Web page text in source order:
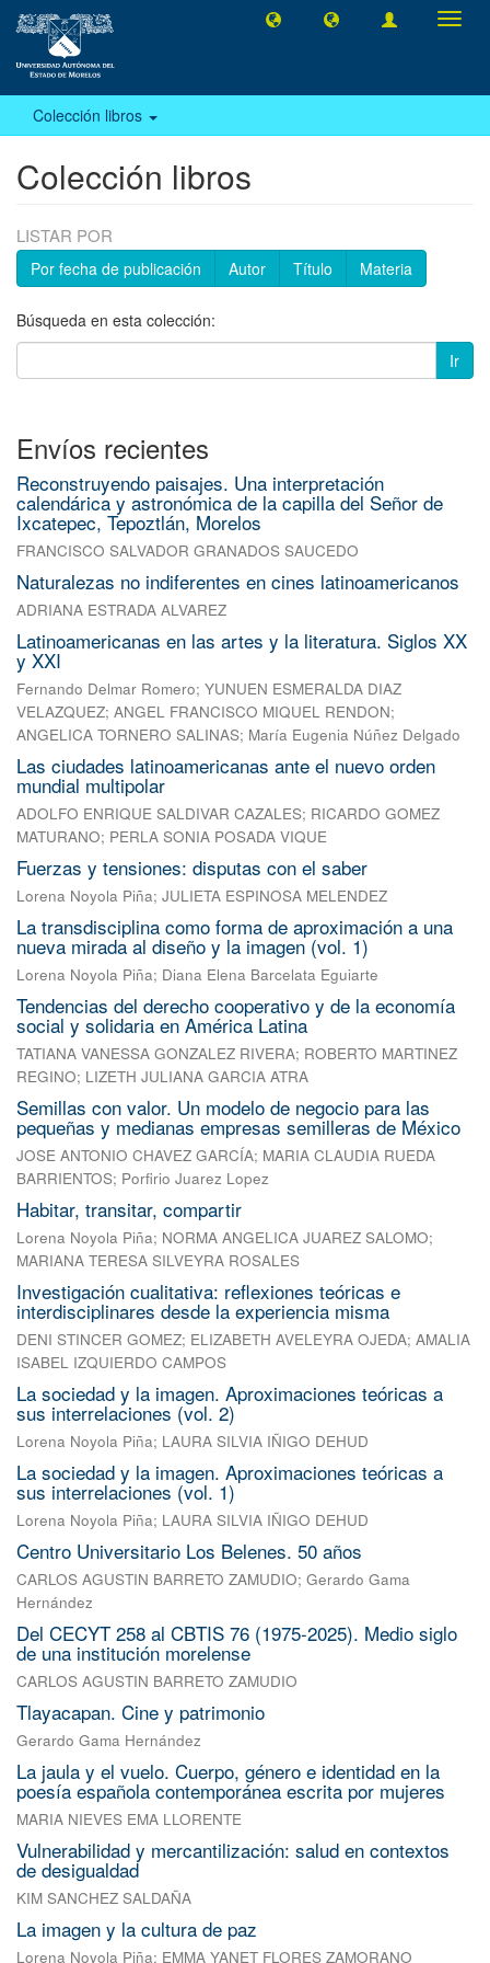
Colección libros
Colección libros
LISTAR POR
Por fecha de publicación Autor Título Materia
Búsqueda en esta colección:
Ir
Envíos recientes
Reconstruyendo paisajes. Una interpretación
calendárica y astronómica de la capilla del Señor de
Ixcatepec, Tepoztlán, Morelos
FRANCISCO SALVADOR GRANADOS SAUCEDO
Naturalezas no indiferentes en cines latinoamericanos
ADRIANA ESTRADA ALVAREZ
Latinoamericanas en las artes y la literatura. Siglos XX
y XXI
Fernando Delmar Romero; YUNUEN ESMERALDA DIAZ
VELAZQUEZ; ANGEL FRANCISCO MIQUEL RENDON;
ANGELICA TORNERO SALINAS; María Eugenia Núñez Delgado
Las ciudades latinoamericanas ante el nuevo orden
mundial multipolar
ADOLFO ENRIQUE SALDIVAR CAZALES; RICARDO GOMEZ
MATURANO; PERLA SONIA POSADA VIQUE
Fuerzas y tensiones: disputas con el saber
Lorena Noyola Piña; JULIETA ESPINOSA MELENDEZ
La transdisciplina como forma de aproximación a una
nueva mirada al diseño y la imagen (vol. 1)
Lorena Noyola Piña; Diana Elena Barcelata Eguiarte
Tendencias del derecho cooperativo y de la economía
social y solidaria en América Latina
TATIANA VANESSA GONZALEZ RIVERA; ROBERTO MARTINEZ
REGINO; LIZETH JULIANA GARCIA ATRA
Semillas con valor. Un modelo de negocio para las
pequeñas y medianas empresas semilleras de México
JOSE ANTONIO CHAVEZ GARCÍA; MARIA CLAUDIA RUEDA
BARRIENTOS; Porfirio Juarez Lopez
Habitar, transitar, compartir
Lorena Noyola Piña; NORMA ANGELICA JUAREZ SALOMO;
MARIANA TERESA SILVEYRA ROSALES
Investigación cualitativa: reflexiones teóricas e
interdisciplinares desde la experiencia misma
DENI STINCER GOMEZ; ELIZABETH AVELEYRA OJEDA; AMALIA
ISABEL IZQUIERDO CAMPOS
La sociedad y la imagen. Aproximaciones teóricas a
sus interrelaciones (vol. 2)
Lorena Noyola Piña; LAURA SILVIA IÑIGO DEHUD
La sociedad y la imagen. Aproximaciones teóricas a
sus interrelaciones (vol. 1)
Lorena Noyola Piña; LAURA SILVIA IÑIGO DEHUD
Centro Universitario Los Belenes. 50 años
CARLOS AGUSTIN BARRETO ZAMUDIO; Gerardo Gama
Hernández
Del CECYT 258 al CBTIS 76 (1975-2025). Medio siglo
de una institución morelense
CARLOS AGUSTIN BARRETO ZAMUDIO
Tlayacapan. Cine y patrimonio
Gerardo Gama Hernández
La jaula y el vuelo. Cuerpo, género e identidad en la
poesía española contemporánea escrita por mujeres
MARIA NIEVES EMA LLORENTE
Vulnerabilidad y mercantilización: salud en contextos
de desigualdad
KIM SANCHEZ SALDAÑA
La imagen y la cultura de paz
Lorena Noyola Piña; EMMA YANET FLORES ZAMORANO